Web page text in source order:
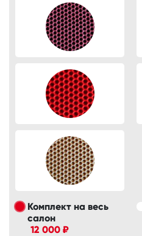
Комплект на весь
салон
12 000 ₽